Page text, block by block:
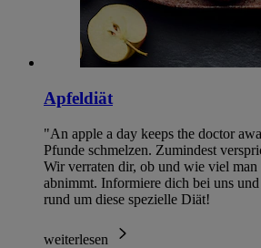
Apfeldiät
"An apple a day keeps the doctor
Pfunde schmelzen. Zumindest
Wir verraten dir, ob und wie viel
abnimmt. Informiere dich bei uns
rund um diese spezielle Diät!
weiterlesen